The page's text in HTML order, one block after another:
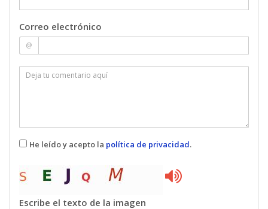
de un contador y el cálculo del error de medición.
Por último una descripción de cómo realizar la
lectura correcta de un contador.
Correo electrónico
@
He leído y acepto la política de privacidad.
Escribe el texto de la imagen